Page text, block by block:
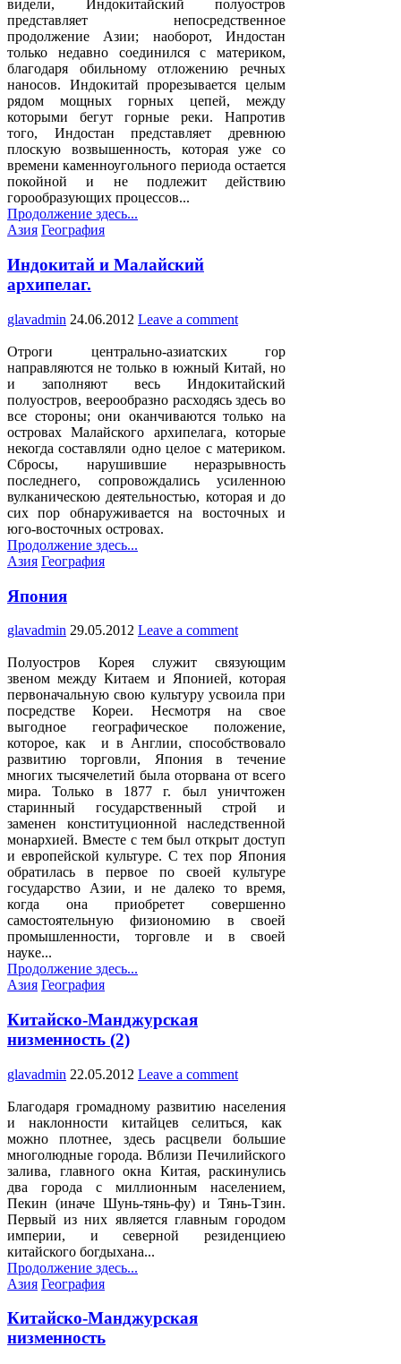
видели, Индокитайский полуостров
представляет непосредственное
продолжение Азии; наоборот, Индостан
только недавно соединился с материком,
благодаря обильному отложению речных
наносов. Индокитай прорезывается целым
рядом мощных горных цепей, между
которыми бегут горные реки. Напротив
того, Индостан представляет древнюю
плоскую возвышенность, которая уже со
времени каменноугольного периода остается
покойной и не подлежит действию
горообразующих процессов...
Продолжение здесь...
Posted
Азия География
Индокитай и Малайский
архипелаг.
glavadmin 24.06.2012 Leave a comment
Отроги центрально-азиатских гор
направляются не только в южный Китай, но
и заполняют весь Индокитайский
полуостров, веерообразно расходясь здесь во
все стороны; они оканчиваются только на
островах Малайского архипелага, которые
некогда составляли одно целое с материком.
Сбросы, нарушившие неразрывность
последнего, сопровождались усиленною
вулканическою деятельностью, которая и до
сих пор обнаруживается на восточных и
юго-восточных островах.
Продолжение здесь...
Posted
Азия География
Япония
glavadmin 29.05.2012 Leave a comment
Полуостров Корея служит связующим
звеном между Китаем и Японией, которая
первоначальную свою культуру усвоила при
посредстве Кореи. Несмотря на свое
выгодное географическое положение,
которое, как и в Англии, способствовало
развитию торговли, Япония в течение
многих тысячелетий была оторвана от всего
мира. Только в 1877 г. был уничтожен
старинный государственный строй и
заменен конституционной наследственной
монархией. Вместе с тем был открыт доступ
и европейской культуре. С тех пор Япония
обратилась в первое по своей культуре
государство Азии, и не далеко то время,
когда она приобретет совершенно
самостоятельную физиономию в своей
промышленности, торговле и в своей
науке...
Продолжение здесь...
Posted
Азия География
Китайско-Манджурская
низменность (2)
glavadmin 22.05.2012 Leave a comment
Благодаря громадному развитию населения
и наклонности китайцев селиться, как
можно плотнее, здесь расцвели большие
многолюдные города. Вблизи Печилийского
залива, главного окна Китая, раскинулись
два города с миллионным населением,
Пекин (иначе Шунь-тянь-фу) и Тянь-Тзин.
Первый из них является главным городом
империи, и северной резиденциею
китайского богдыхана...
Продолжение здесь...
Posted
Азия География
Китайско-Манджурская
низменность